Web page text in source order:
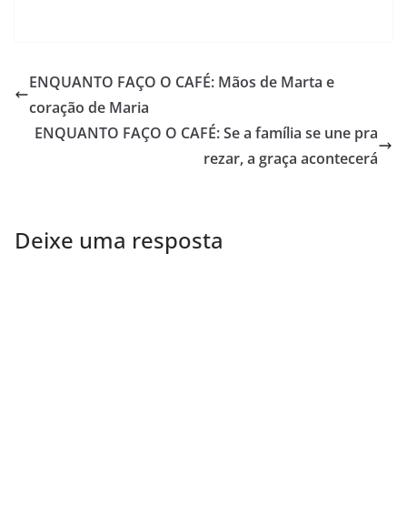
ENQUANTO FAÇO O CAFÉ: Mãos de Marta e
coração de Maria
ENQUANTO FAÇO O CAFÉ: Se a família se une pra
rezar, a graça acontecerá
Deixe uma resposta